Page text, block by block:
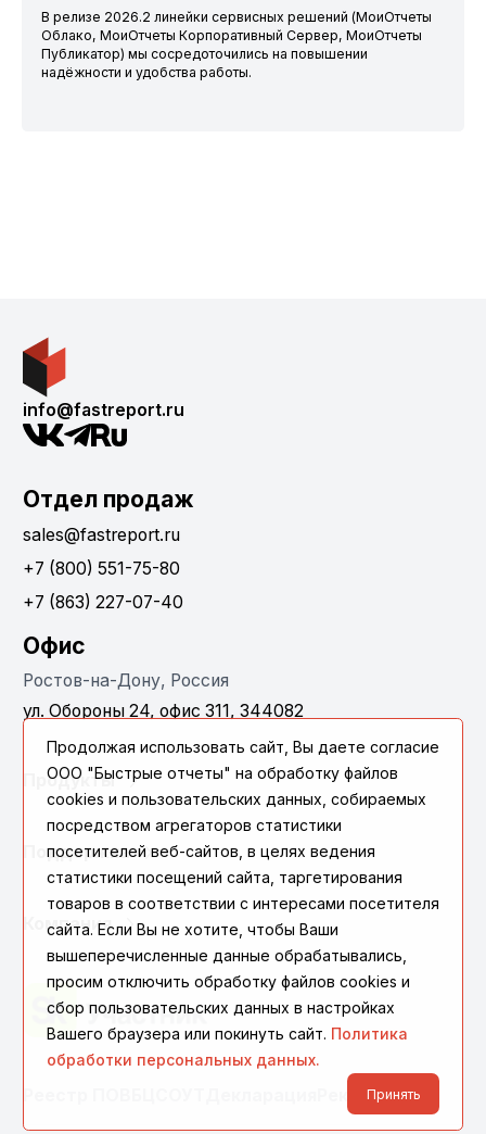
В релизе 2026.2 линейки сервисных решений (МоиОтчеты
Облако, МоиОтчеты Корпоративный Сервер, МоиОтчеты
Публикатор) мы сосредоточились на повышении
надёжности и удобства работы.
info@fastreport.ru
Отдел продаж
sales@fastreport.ru
+7 (800) 551-75-80
+7 (863) 227-07-40
Офис
Ростов-на-Дону, Россия
ул. Обороны 24, офис 311, 344082
Продукты
Поддержка
Компания
Реквизиты
Продолжая использовать сайт, Вы даете согласие
ООО "Быстрые отчеты" на обработку файлов
cookies и пользовательских данных, собираемых
посредством агрегаторов статистики
посетителей веб-сайтов, в целях ведения
статистики посещений сайта, таргетирования
товаров в соответствии с интересами посетителя
сайта. Если Вы не хотите, чтобы Ваши
вышеперечисленные данные обрабатывались,
просим отключить обработку файлов cookies и
сбор пользовательских данных в настройках
Вашего браузера или покинуть сайт. Политика
обработки персональных данных.
Принять